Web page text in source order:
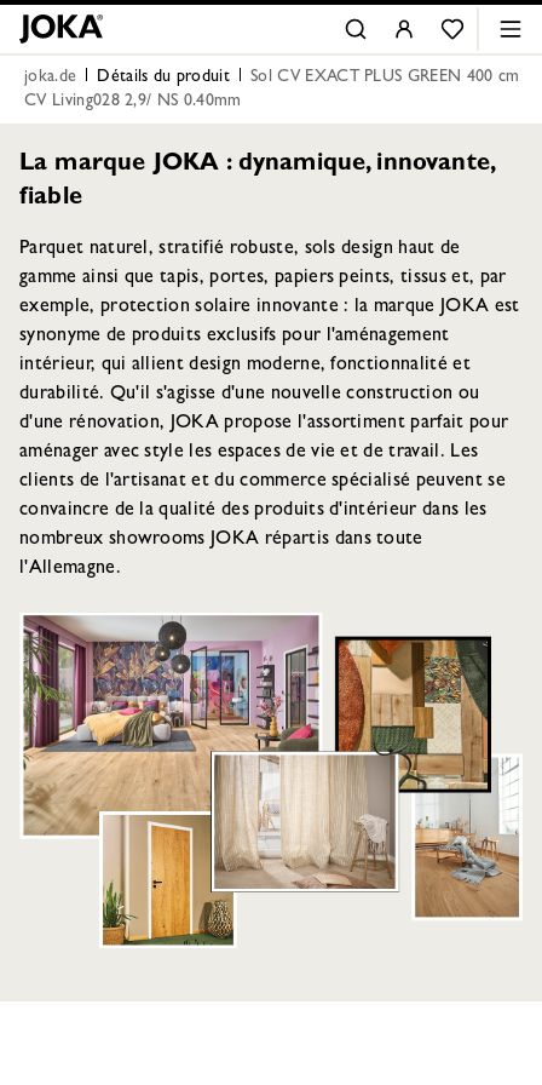
joka.de Détails du produit
Sol CV EXACT PLUS GREEN 400 cm
CV Living028 2,9/ NS 0.40mm
La marque JOKA : dynamique, innovante,
fiable
Parquet naturel, stratifié robuste, sols design haut de
gamme ainsi que tapis, portes, papiers peints, tissus et, par
exemple, protection solaire innovante : la marque JOKA est
synonyme de produits exclusifs pour l'aménagement
intérieur, qui allient design moderne, fonctionnalité et
durabilité. Qu'il s'agisse d'une nouvelle construction ou
d'une rénovation, JOKA propose l'assortiment parfait pour
aménager avec style les espaces de vie et de travail. Les
clients de l'artisanat et du commerce spécialisé peuvent se
convaincre de la qualité des produits d'intérieur dans les
nombreux showrooms JOKA répartis dans toute
l'Allemagne.